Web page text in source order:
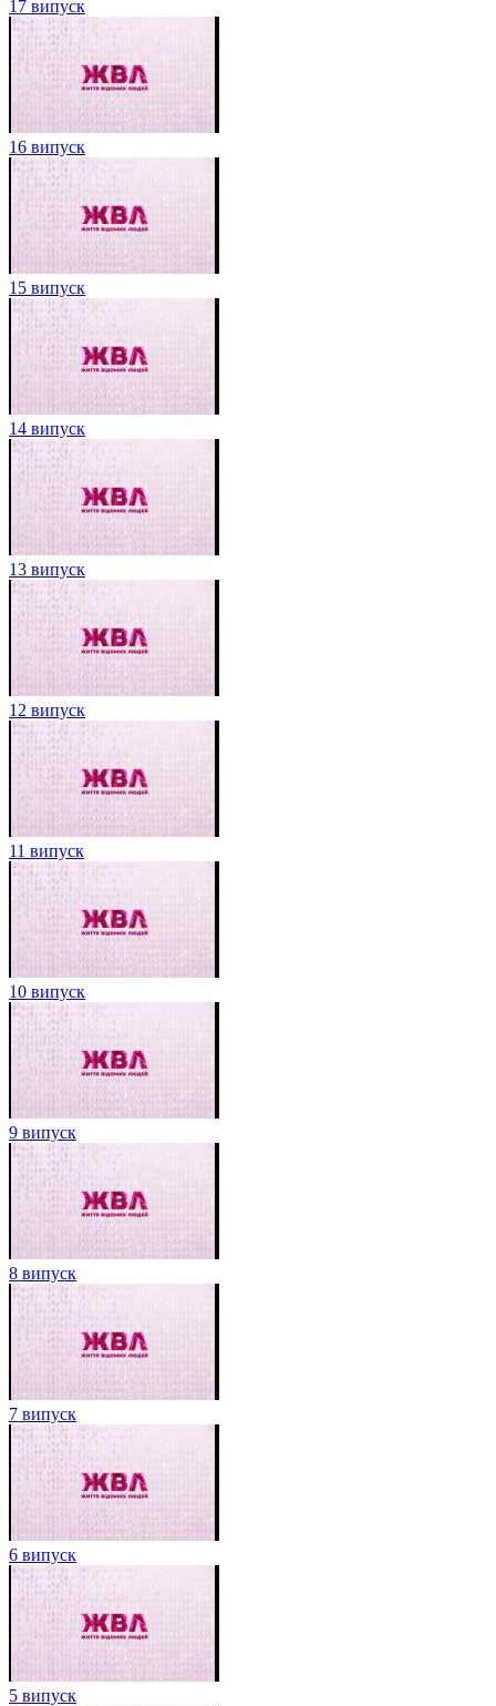
17 випуск
16 випуск
15 випуск
14 випуск
13 випуск
12 випуск
11 випуск
10 випуск
9 випуск
8 випуск
7 випуск
6 випуск
5 випуск